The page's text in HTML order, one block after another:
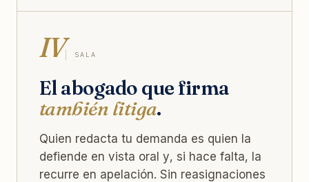
IV SALA
El abogado que firma
también litiga.
Quien redacta tu demanda es quien la
defiende en vista oral y, si hace falta, la
recurre en apelación. Sin reasignaciones